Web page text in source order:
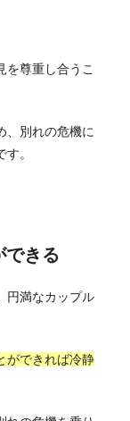
を尊重し合うこ
、別れの危機に
。
できる
円満なカップル
ができれば冷静